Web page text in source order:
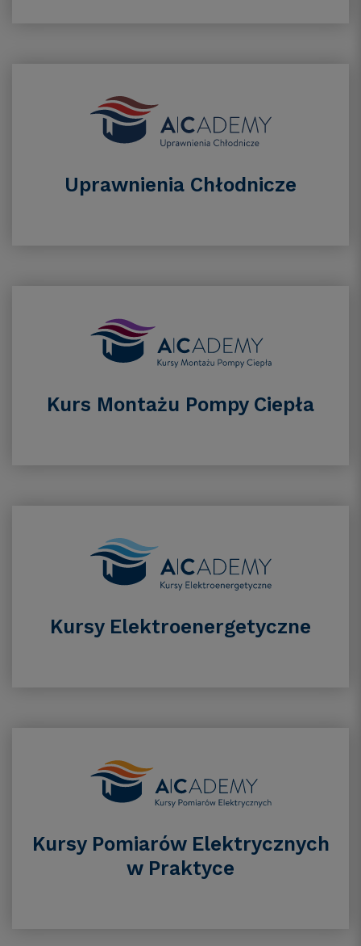
Uprawnienia Chłodnicze
Kurs Montażu Pompy Ciepła
Kursy Elektroenergetyczne
Kursy Pomiarów Elektrycznych
w Praktyce